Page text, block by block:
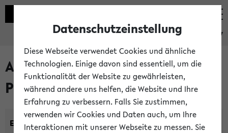
eKVV
Alle noch stattfindenden
Prüfungen
Einrichtung:
Datenschutzeinstellung
Diese Webseite verwendet Cookies und ähnliche
Technologien. Einige davon sind essentiell, um die
Funktionalität der Website zu gewährleisten,
während andere uns helfen, die Website und Ihre
Erfahrung zu verbessern. Falls Sie zustimmen,
verwenden wir Cookies und Daten auch, um Ihre
Interaktionen mit unserer Webseite zu messen. Sie